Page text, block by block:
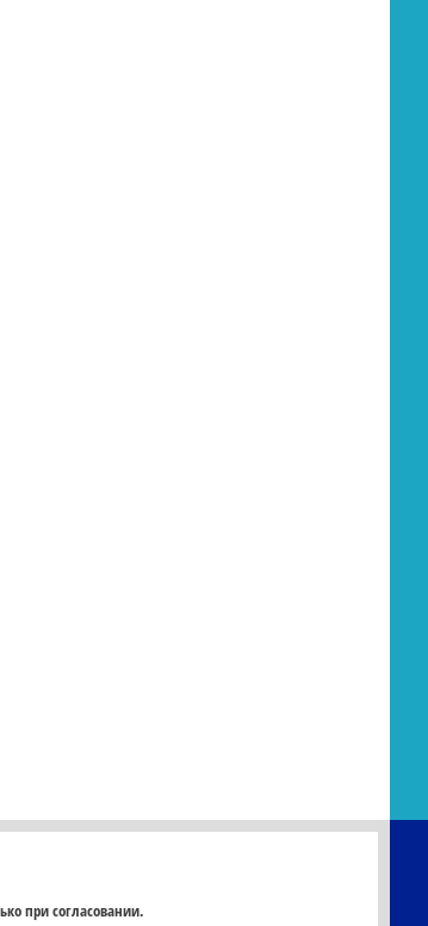
при согласовании.